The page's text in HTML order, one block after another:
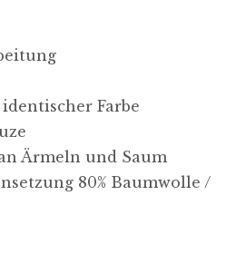
Farbe
Ärmeln und Saum
80% Baumwolle /